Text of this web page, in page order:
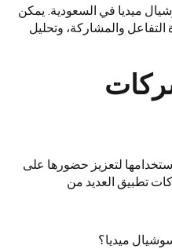
ميديا في السعودية. يمكن
والمشاركة، وتحليل
لتعزيز حضورها على
تطبيق العديد من
ميديا؟